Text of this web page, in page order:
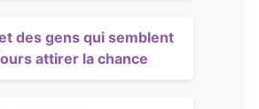
des gens qui semblent
attirer la chance